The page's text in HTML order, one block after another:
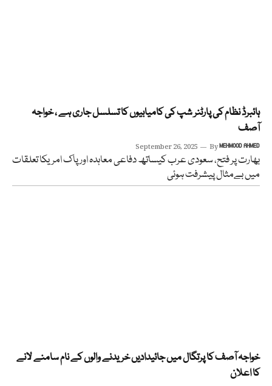
ہائبرڈ نظام کی پارٹنر شپ کی کامیابیوں کا تسلسل جاری ہے ، خواجہ
آصف
September 26, 2025 ByMEHMOOD AHMED
بھارت پر فتح، سعودی عرب کیساتھ دفاعی معاہدہ اور پاک امریکا تعلقات
میں بےمثال پیشرفت ہوئی
خواجہ آصف کا پرتگال میں جائیدادیں خریدنے والوں کے نام سامنے لانے
کا اعلان